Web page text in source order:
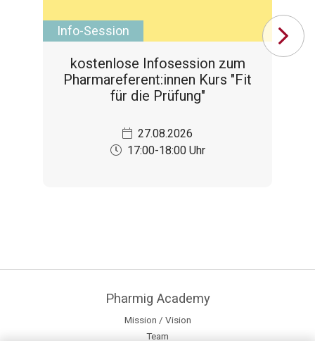
Info-Session
kostenlose Infosession zum
Pharmareferent:innen Kurs "Fit
für die Prüfung"
27.08.2026
17:00-18:00 Uhr
Pharmig Academy
Mission / Vision
Team